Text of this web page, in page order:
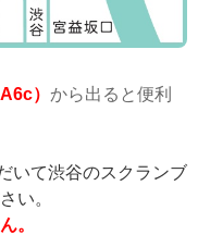
A6c） から出ると便利
。